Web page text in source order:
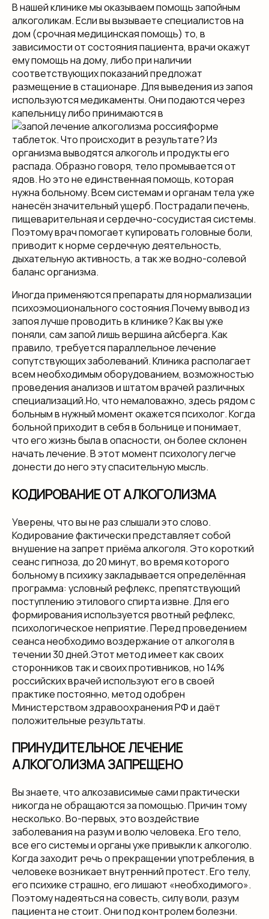
В нашей клинике мы оказываем помощь запойным
алкоголикам. Если вы вызываете специалистов на
дом (срочная медицинская помощь) то, в
зависимости от состояния пациента, врачи окажут
ему помощь на дому, либо при наличии
соответствующих показаний предложат
размещение в стационаре. Для выведения из запоя
используются медикаменты. Они подаются через
капельницу либо принимаются в
форме
таблеток. Что происходит в результате? Из
организма выводятся алкоголь и продукты его
распада. Образно говоря, тело промывается от
ядов. Но это не единственная помощь, которая
нужна больному. Всем системам и органам тела уже
нанесён значительный ущерб. Пострадали печень,
пищеварительная и сердечно-сосудистая системы.
Поэтому врач помогает купировать головные боли,
приводит к норме сердечную деятельность,
дыхательную активность, а так же водно-солевой
баланс организма.
Иногда применяются препараты для нормализации
психоэмоционального состояния.Почему вывод из
запоя лучше проводить в клинике? Как вы уже
поняли, сам запой лишь вершина айсберга. Как
правило, требуется параллельное лечение
сопутствующих заболеваний. Клиника располагает
всем необходимым оборудованием, возможностью
проведения анализов и штатом врачей различных
специализаций.Но, что немаловажно, здесь рядом с
больным в нужный момент окажется психолог. Когда
больной приходит в себя в больнице и понимает,
что его жизнь была в опасности, он более склонен
начать лечение. В этот момент психологу легче
донести до него эту спасительную мысль.
КОДИРОВАНИЕ ОТ АЛКОГОЛИЗМА
Уверены, что вы не раз слышали это слово.
Кодирование фактически представляет собой
внушение на запрет приёма алкоголя. Это короткий
сеанс гипноза, до 20 минут, во время которого
больному в психику закладывается определённая
программа: условный рефлекс, препятствующий
поступлению этилового спирта извне. Для его
формирования используется рвотный рефлекс,
психологическое неприятие. Перед проведением
сеанса необходимо воздержание от алкоголя в
течении 30 дней.Этот метод имеет как своих
сторонников так и своих противников, но 14%
российских врачей используют его в своей
практике постоянно, метод одобрен
Министерством здравоохранения РФ и даёт
положительные результаты.
ПРИНУДИТЕЛЬНОЕ ЛЕЧЕНИЕ
АЛКОГОЛИЗМА ЗАПРЕЩЕНО
Вы знаете, что алкозависимые сами практически
никогда не обращаются за помощью. Причин тому
несколько. Во-первых, это воздействие
заболевания на разум и волю человека. Его тело,
все его системы и органы уже привыкли к алкоголю.
Когда заходит речь о прекращении употребления, в
человеке возникает внутренний протест. Его телу,
его психике страшно, его лишают «необходимого».
Поэтому надеяться на совесть, силу воли, разум
пациента не стоит. Они под контролем болезни.